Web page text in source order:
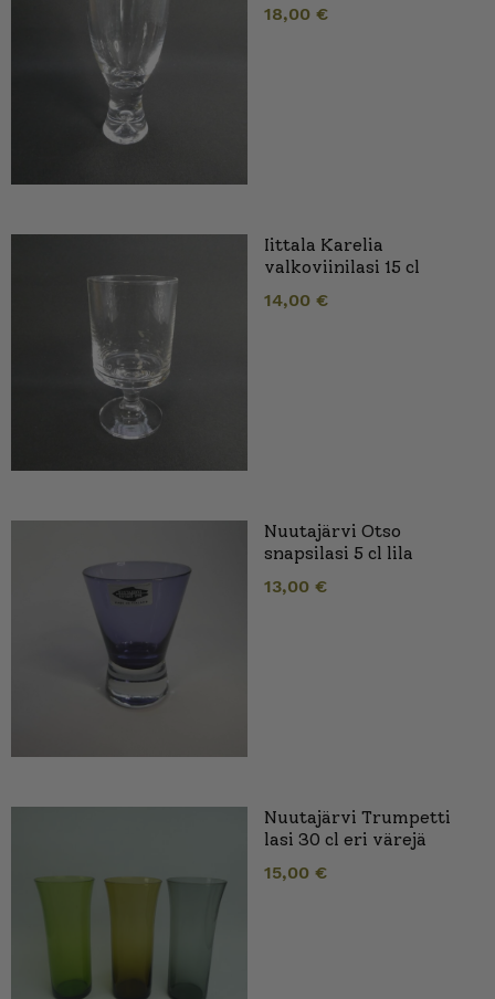
18,00 €
Iittala Karelia
valkoviinilasi 15 cl
14,00 €
Nuutajärvi Otso
snapsilasi 5 cl lila
13,00 €
Nuutajärvi Trumpetti
lasi 30 cl eri värejä
15,00 €